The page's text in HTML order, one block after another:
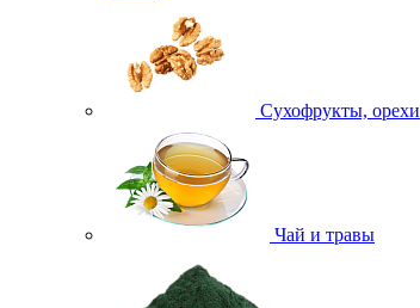
Сухофрукты, орехи
Чай и травы